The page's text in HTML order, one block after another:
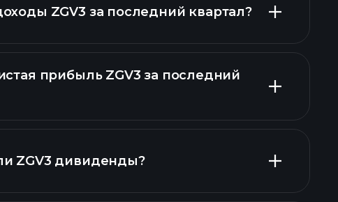
ZGV3 за последний квартал?
прибыль ZGV3 за последний
ZGV3 дивиденды?